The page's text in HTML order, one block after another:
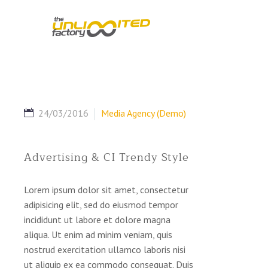
24/03/2016 Media Agency (Demo)
Advertising & CI Trendy Style
Lorem ipsum dolor sit amet, consectetur
adipisicing elit, sed do eiusmod tempor
incididunt ut labore et dolore magna
aliqua. Ut enim ad minim veniam, quis
nostrud exercitation ullamco laboris nisi
ut aliquip ex ea commodo consequat. Duis